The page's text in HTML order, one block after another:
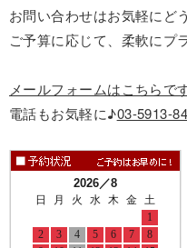
お問い合わせはお気軽にどう
ご予算に応じて、柔軟にプ
メールフォームはこちらで
電話もお気軽に♪03-5913-